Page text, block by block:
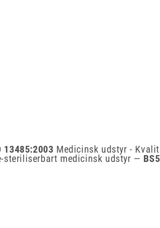
13485:2003 Medicinsk udstyr -
steriliserbart medicinsk udstyr —